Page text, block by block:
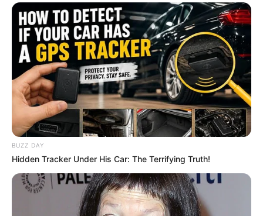
BUZZ DAY
Hidden Tracker Under His Car: The Terrifying Truth!